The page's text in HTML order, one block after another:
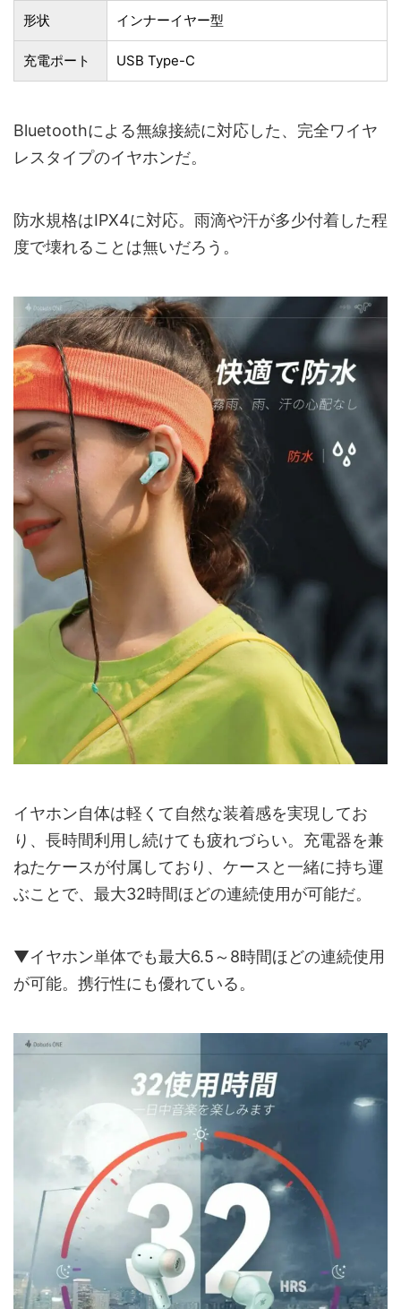
形状 ‎インナーイヤー型
充電ポート USB Type-C
Bluetoothによる無線接続に対応した、完全ワイヤ
レスタイプのイヤホンだ。
防水規格はIPX4に対応。雨滴や汗が多少付着した程
度で壊れることは無いだろう。
イヤホン自体は軽くて自然な装着感を実現してお
り、長時間利用し続けても疲れづらい。充電器を兼
ねたケースが付属しており、ケースと一緒に持ち運
ぶことで、最大32時間ほどの連続使用が可能だ。
▼イヤホン単体でも最大6.5～8時間ほどの連続使用
が可能。携行性にも優れている。